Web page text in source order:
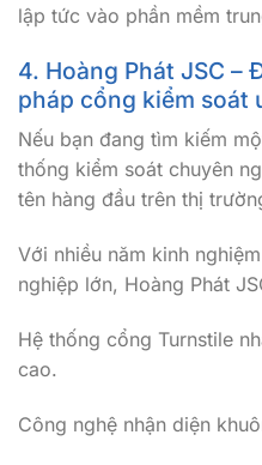
lập tức vào phần mềm
4. Hoàng Phát JSC –
pháp cổng kiểm soát
Nếu bạn đang tìm kiếm
thống kiểm soát chuyên
tên hàng đầu trên thị
Với nhiều năm kinh
nghiệp lớn, Hoàng Phát
Hệ thống cổng Turnstile
cao.
Công nghệ nhận diện